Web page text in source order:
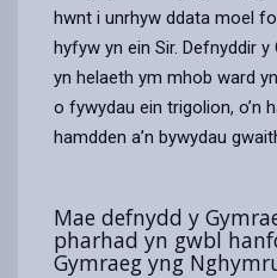
hwnt i unrhyw ddata moel
hyfyw yn ein Sir. Defnyddir
yn helaeth ym mhob ward
o fywydau ein trigolion, o’n
hamdden a’n bywydau
Mae defnydd y
pharhad yn gwbl
Gymraeg yng